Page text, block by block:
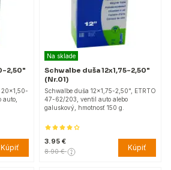
2,50"
20x1,50-
auto,
Kúpiť
Na sklade
Schwalbe duša 12x1,75-2,50"
(Nr.01)
Schwalbe duša 12x1,75-2,50", ETRTO
47-62/203, ventil auto alebo
galuskový, hmotnosť 150 g.
3.95 €
8.90 € Kúpiť